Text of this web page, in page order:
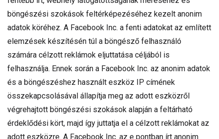
böngészési szokások feltérképezéséhez kezelt anonim
adatok köréhez. A Facebook Inc. a fenti adatokat az említett
elemzések készítésén túl a böngésző felhasználó
számára célzott reklámok eljuttatása céljából is
felhasználja. Ennek során a Facebook Inc. az anonim adatok
és a böngészéshez használt eszköz IP címének
összekapcsolásával állapítja meg az adott eszközről
végrehajtott böngészési szokások alapján a feltárható
érdeklődési kört, majd így juttatja el a célzott reklámokat az
adott eszközre. A Facebook Inc. az e pontban írt anonim